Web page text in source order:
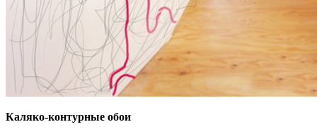
Каляко-контурные обои